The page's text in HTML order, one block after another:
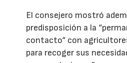
El consejero mostró
predisposición a la
contacto“ con
para recoger sus